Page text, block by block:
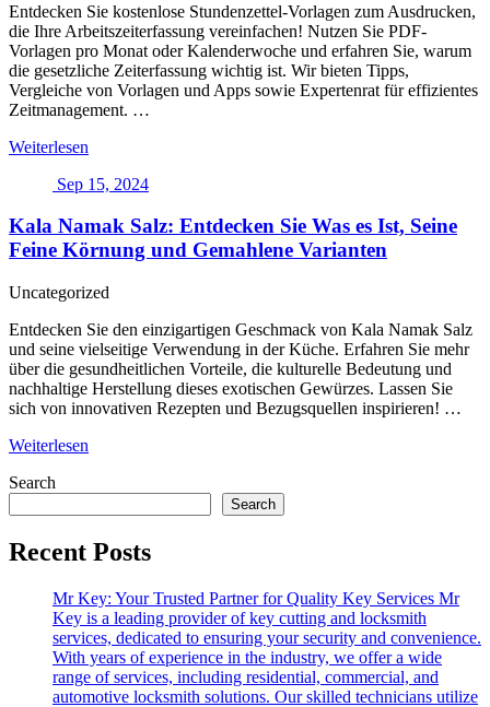
Entdecken Sie kostenlose Stundenzettel-Vorlagen zum Ausdrucken,
die Ihre Arbeitszeiterfassung vereinfachen! Nutzen Sie PDF-
Vorlagen pro Monat oder Kalenderwoche und erfahren Sie, warum
die gesetzliche Zeiterfassung wichtig ist. Wir bieten Tipps,
Vergleiche von Vorlagen und Apps sowie Expertenrat für effizientes
Zeitmanagement. …
Weiterlesen
Kostenlose
für
Gebäudereiniger,
Handwerk
Mehr
Sep 15, 2024
Kala Namak Salz: Entdecken Sie Was es Ist, Seine
Feine Körnung und Gemahlene Varianten
Uncategorized
Entdecken Sie den einzigartigen Geschmack von Kala Namak Salz
und seine vielseitige Verwendung in der Küche. Erfahren Sie mehr
über die gesundheitlichen Vorteile, die kulturelle Bedeutung und
nachhaltige Herstellung dieses exotischen Gewürzes. Lassen Sie
sich von innovativen Rezepten und Bezugsquellen inspirieren! …
Weiterlesen
Was
es
Seine
Feine
Körnung
und
Gemahlene
Varianten
Search
Search
Recent Posts
Mr Key: Your Trusted Partner for Quality Key Services Mr
Key is a leading provider of key cutting and locksmith
services, dedicated to ensuring your security and convenience.
With years of experience in the industry, we offer a wide
range of services, including residential, commercial, and
automotive locksmith solutions. Our skilled technicians utilize